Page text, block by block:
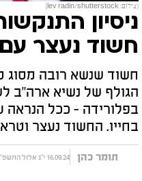
(צילום: lev radin/shutterstock)
ניסיון
חשוד נעצר
חשוד שנשא רובה מסוג
הגולף של נשיא ארה"ב
בפלורידה - ככל
בחייו. החשוד נעצר
תומר כהן 16.09.24 י"ג אלול התשפ"ד